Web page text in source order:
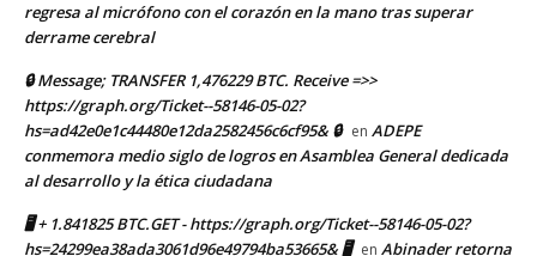
regresa al micrófono con el corazón en la mano tras superar
derrame cerebral
🔒 Message; TRANSFER 1,476229 BTC. Receive =>>
https://graph.org/Ticket--58146-05-02?
hs=ad42e0e1c44480e12da2582456c6cf95& 🔒 en ADEPE
conmemora medio siglo de logros en Asamblea General dedicada
al desarrollo y la ética ciudadana
🖥 + 1.841825 BTC.GET - https://graph.org/Ticket--58146-05-02?
hs=24299ea38ada3061d96e49794ba53665& 🖥 en Abinader retorna